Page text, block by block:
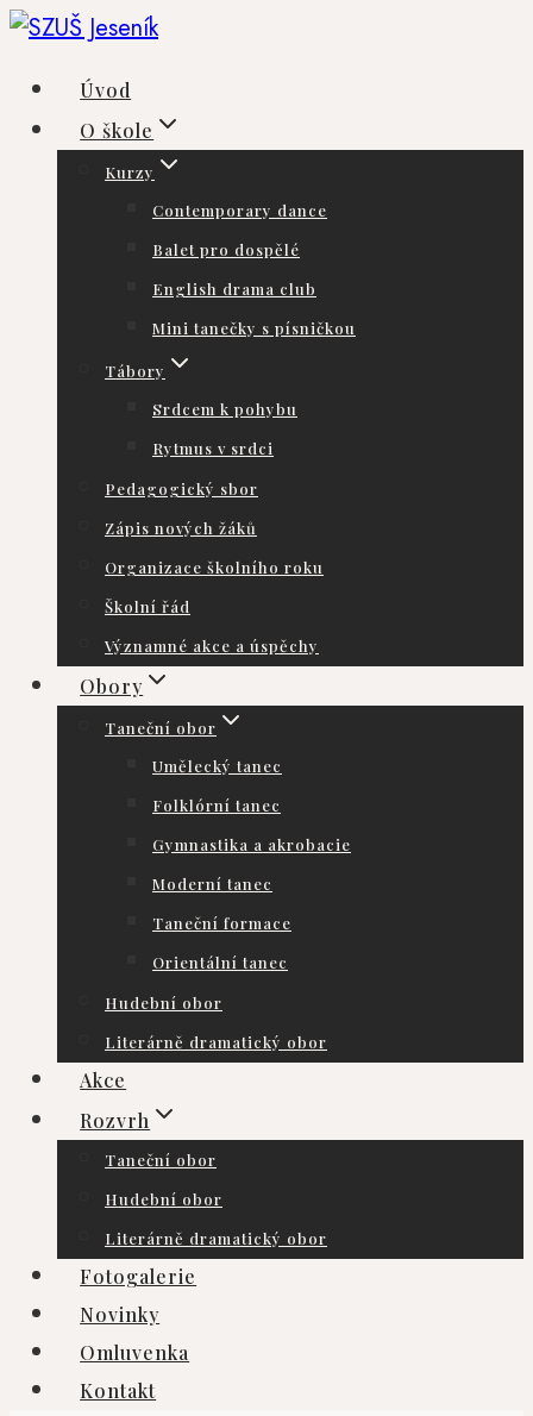
Přeskočit
obsah
Úvod
O škole
Kurzy
Contemporary dance
Balet pro dospělé
English drama club
Mini tanečky s písničkou
Tábory
Srdcem k pohybu
Rytmus v srdci
Pedagogický sbor
Zápis nových žáků
Organizace školního roku
Školní řád
Významné akce a úspěchy
Obory
Taneční obor
Umělecký tanec
Folklórní tanec
Gymnastika a akrobacie
Moderní tanec
Taneční formace
Orientální tanec
Hudební obor
Literárně dramatický obor
Akce
Rozvrh
Taneční obor
Hudební obor
Literárně dramatický obor
Fotogalerie
Novinky
Omluvenka
Kontakt